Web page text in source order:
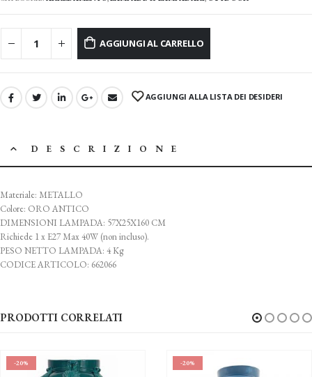
AGGIUNGI AL CARRELLO
AGGIUNGI ALLA LISTA DEI DESIDERI
DESCRIZIONE
Materiale: METALLO
Colore: ORO ANTICO
DIMENSIONI LAMPADA: 57X25X160 CM
Richiede 1 x E27 Max 40W (non incluso).
PESO NETTO LAMPADA: 4 Kg
CODICE ARTICOLO: 662066
PRODOTTI CORRELATI
-20%